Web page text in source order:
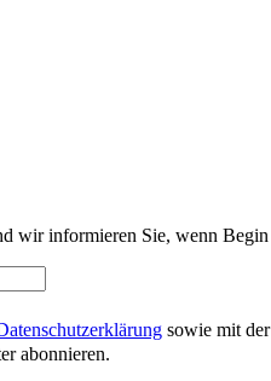
wir informieren Sie, wenn
sowie mit der
abonnieren.